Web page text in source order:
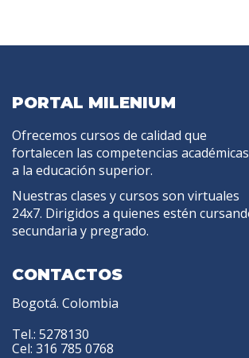
PORTAL MILENIUM
Ofrecemos cursos de calidad que
fortalecen las competencias
a la educación superior.
Nuestras clases y cursos son virtuales
24x7. Dirigidos a quienes estén
secundaria y pregrado.
CONTACTOS
Bogotá. Colombia
Tel.: 5278130
Cel: 316 785 0768